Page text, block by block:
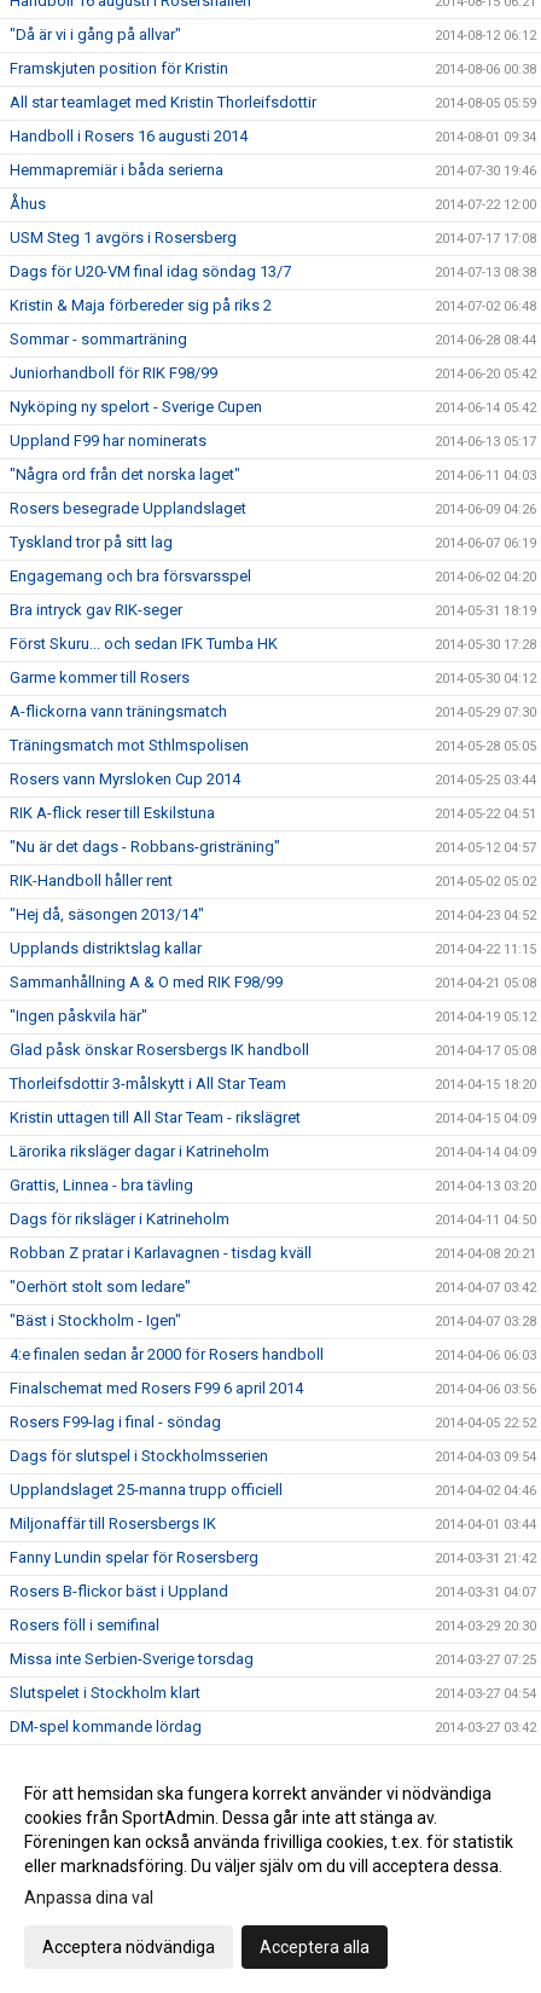
"Då är vi i gång på allvar" 2014-08-12 06:12
Framskjuten position för Kristin 2014-08-06 00:38
All star teamlaget med Kristin Thorleifsdottir 2014-08-05 05:59
Handboll i Rosers 16 augusti 2014 2014-08-01 09:34
Hemmapremiär i båda serierna 2014-07-30 19:46
Åhus 2014-07-22 12:00
USM Steg 1 avgörs i Rosersberg 2014-07-17 17:08
Dags för U20-VM final idag söndag 13/7 2014-07-13 08:38
Kristin & Maja förbereder sig på riks 2 2014-07-02 06:48
Sommar - sommarträning 2014-06-28 08:44
Juniorhandboll för RIK F98/99 2014-06-20 05:42
Nyköping ny spelort - Sverige Cupen 2014-06-14 05:42
Uppland F99 har nominerats 2014-06-13 05:17
"Några ord från det norska laget" 2014-06-11 04:03
Rosers besegrade Upplandslaget 2014-06-09 04:26
Tyskland tror på sitt lag 2014-06-07 06:19
Engagemang och bra försvarsspel 2014-06-02 04:20
Bra intryck gav RIK-seger 2014-05-31 18:19
Först Skuru... och sedan IFK Tumba HK 2014-05-30 17:28
Garme kommer till Rosers 2014-05-30 04:12
A-flickorna vann träningsmatch 2014-05-29 07:30
Träningsmatch mot Sthlmspolisen 2014-05-28 05:05
Rosers vann Myrsloken Cup 2014 2014-05-25 03:44
RIK A-flick reser till Eskilstuna 2014-05-22 04:51
"Nu är det dags - Robbans-gristräning" 2014-05-12 04:57
RIK-Handboll håller rent 2014-05-02 05:02
"Hej då, säsongen 2013/14" 2014-04-23 04:52
Upplands distriktslag kallar 2014-04-22 11:15
Sammanhållning A & O med RIK F98/99 2014-04-21 05:08
"Ingen påskvila här" 2014-04-19 05:12
Glad påsk önskar Rosersbergs IK handboll 2014-04-17 05:08
Thorleifsdottir 3-målskytt i All Star Team 2014-04-15 18:20
Kristin uttagen till All Star Team - rikslägret 2014-04-15 04:09
Lärorika riksläger dagar i Katrineholm 2014-04-14 04:09
Grattis, Linnea - bra tävling 2014-04-13 03:20
Dags för riksläger i Katrineholm 2014-04-11 04:50
Robban Z pratar i Karlavagnen - tisdag kväll 2014-04-08 20:21
"Oerhört stolt som ledare" 2014-04-07 03:42
"Bäst i Stockholm - Igen" 2014-04-07 03:28
4:e finalen sedan år 2000 för Rosers handboll 2014-04-06 06:03
Finalschemat med Rosers F99 6 april 2014 2014-04-06 03:56
Rosers F99-lag i final - söndag 2014-04-05 22:52
Dags för slutspel i Stockholmsserien 2014-04-03 09:54
Upplandslaget 25-manna trupp officiell 2014-04-02 04:46
Miljonaffär till Rosersbergs IK 2014-04-01 03:44
Fanny Lundin spelar för Rosersberg 2014-03-31 21:42
Rosers B-flickor bäst i Uppland 2014-03-31 04:07
Rosers föll i semifinal 2014-03-29 20:30
Missa inte Serbien-Sverige torsdag 2014-03-27 07:25
Slutspelet i Stockholm klart 2014-03-27 04:54
DM-spel kommande lördag 2014-03-27 03:42
Küller klar för Rosersbergs IK 2014-03-25 12:56
Kristin tränar med Island 2014-03-24 08:57
Ånyo mycket mål när RIK vann 2014-03-24 07:33
Hellström svarade för succé när RIK vann
"Sista grundseriematcherna söndag"
Fullträff mot Skånela IF för Rosers-tjejer
För att hemsidan ska fungera korrekt använder vi nödvändiga
cookies från SportAdmin. Dessa går inte att stänga av.
Föreningen kan också använda frivilliga cookies, t.ex. för statistik
eller marknadsföring. Du väljer själv om du vill acceptera dessa.
Anpassa dina val
Acceptera nödvändiga Acceptera alla